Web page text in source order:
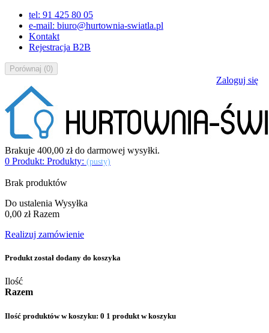
tel: 91 425 80 05
e-mail: biuro@hurtownia-swiatla.pl
Kontakt
Rejestracja B2B
Porównaj (0)
Zaloguj się
Brakuje 400,00 złdo darmowej wysyłki.
0 Produkt: Produkty: (pusty)
Brak produktów
Do ustalenia Wysyłka
0,00 zł Razem
Realizuj zamówienie
Produkt został dodany do koszyka
Ilość
Razem
Ilość produktów w koszyku: 0 1 produkt w koszyku